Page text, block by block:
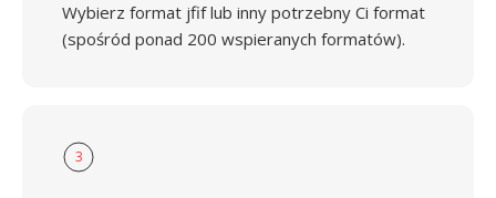
Wybierz format jfif lub inny potrzebny Ci format
(spośród ponad 200 wspieranych formatów).
3